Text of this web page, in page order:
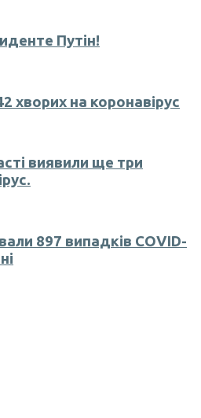
Путін!
хворих на коронавірус
виявили ще три
897 випадків COVID-